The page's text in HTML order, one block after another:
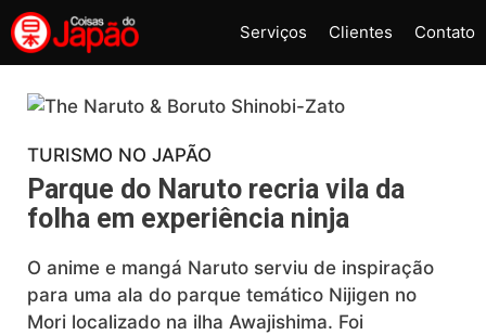
Pular
para
o
conteúdo
Serviços Clientes Contato
TURISMO NO JAPÃO
Parque do Naruto recria vila da
folha em experiência ninja
O anime e mangá Naruto serviu de inspiração
para uma ala do parque temático Nijigen no
Mori localizado na ilha Awajishima. Foi